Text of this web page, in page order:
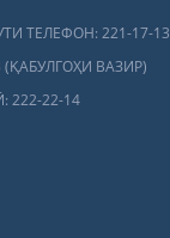
ТЕЛЕФОН: 221-17-13
(ҚАБУЛГОҲИ ВАЗИР)
22-14